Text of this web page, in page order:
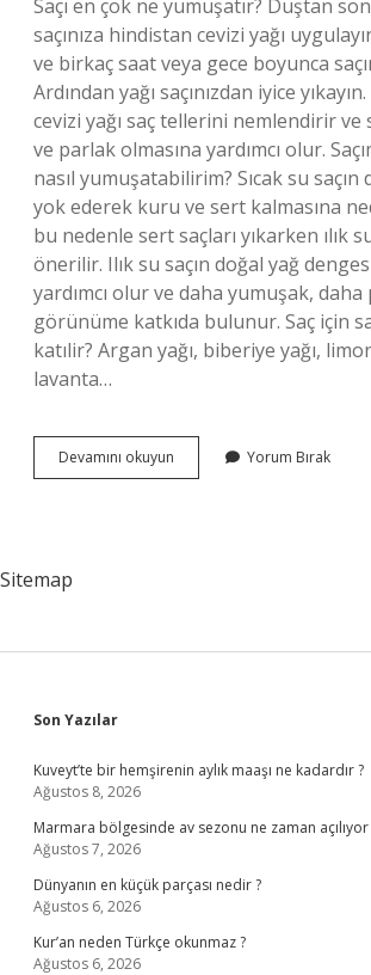
Saçı en çok ne yumuşatır? Duştan
saçınıza hindistan cevizi yağı
ve birkaç saat veya gece boyunca
Ardından yağı saçınızdan iyice
cevizi yağı saç tellerini nemlendirir ve
ve parlak olmasına yardımcı olur.
nasıl yumuşatabilirim? Sıcak su saçın
yok ederek kuru ve sert kalmasına
bu nedenle sert saçları yıkarken ılık
önerilir. Ilık su saçın doğal yağ
yardımcı olur ve daha yumuşak,
görünüme katkıda bulunur. Saç için
katılir? Argan yağı, biberiye yağı,
lavanta…
Devamını okuyun
Yumuşatmak
Yorum Bırak
Sitemap
Sidebar
Son Yazılar
Kuveyt’te bir hemşirenin aylık maaşı ne kadardır ?
Ağustos 8, 2026
Marmara bölgesinde av sezonu ne zaman açılıyor
Ağustos 7, 2026
Dünyanın en küçük parçası nedir ?
Ağustos 6, 2026
Kur’an neden Türkçe okunmaz ?
Ağustos 6, 2026